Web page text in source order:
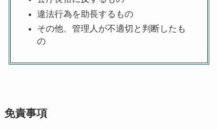
違法行為を助長するもの
その他、管理人が不適切と判断したも
の
免責事項